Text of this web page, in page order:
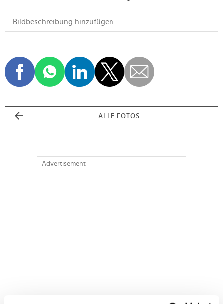
ALLE FOTOS
Advertisement